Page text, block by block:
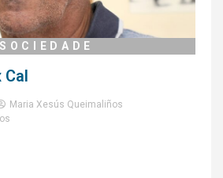
SOCIEDADE
Cal
Maria Xesús Queimaliños